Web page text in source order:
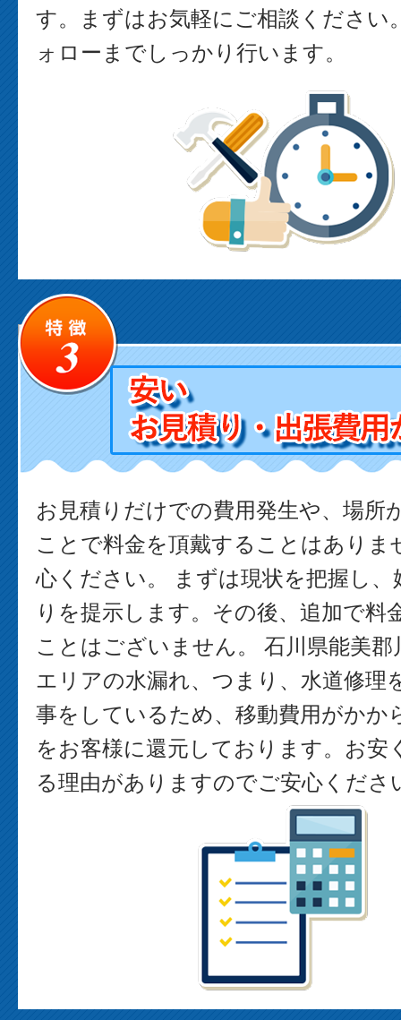
す。まずはお気軽にご相談ください
ォローまでしっかり行います。
お見積りだけでの費用発生や、場所
ことで料金を頂戴することはありま
心ください。 まずは現状を把握し
りを提示します。その後、追加で料
ことはございません。 石川県能美郡
エリアの水漏れ、つまり、水道修理
事をしているため、移動費用がかか
をお客様に還元しております。お安
る理由がありますのでご安心くださ